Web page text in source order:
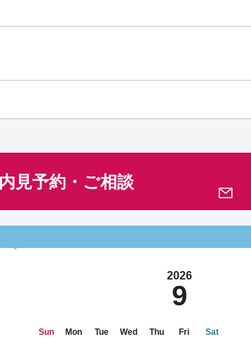
見予約・ご相談
2026
9
Sun Mon Tue Wed Thu Fri Sat